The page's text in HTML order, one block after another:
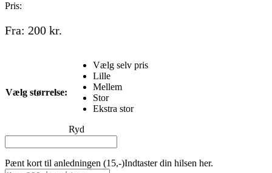
Pris:
Fra: 200 kr.
Vælg størrelse:
Vælg selv pris
Lille
Mellem
Stor
Ekstra stor
Ryd
Pænt kort til anledningen (15,-)Indtaster din hilsen her.